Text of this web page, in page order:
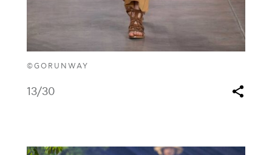
©GORUNWAY
13/30